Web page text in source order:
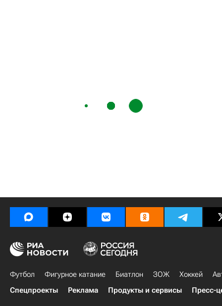
Футбол Фигурное катание Биатлон ЗОЖ Хоккей
Спецпроекты
Реклама Продукты и сервисы Пресс-